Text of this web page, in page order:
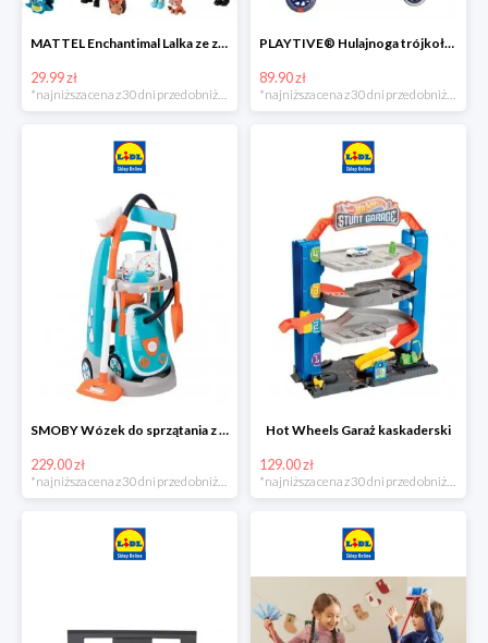
MATTEL Enchantimal Lalka ze zwierzątkiem
29.99 zł
*najniższa cena z 30 dni przed obniżką
PLAYTIVE® Hulajnoga trójkołowa Tri Scooter z diodami LED
89.90 zł
*najniższa cena z 30 dni przed obniżką
SMOBY Wózek do sprzątania z odkurzaczem
229.00 zł
Hot Wheels Garaż kaskaderski
129.00 zł